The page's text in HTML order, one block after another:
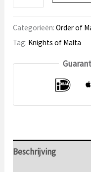
van
Malta
Cap
Categorieën:Order of
Tag: Knights of Malta
Beschrijving